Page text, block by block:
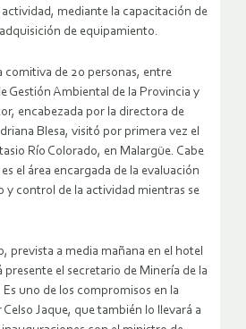
mediante la capacitación de
de equipamiento.
comitiva de 20 personas, entre
Gestión Ambiental de la Provincia y
encabezada por la directora de
Blesa, visitó por primera vez el
Río Colorado, en Malargüe. Cabe
el área encargada de la evaluación
y control de la actividad mientras se
prevista a media mañana en el hotel
el secretario de Minería de la
uno de los compromisos en la
Jaque, que también lo llevará a